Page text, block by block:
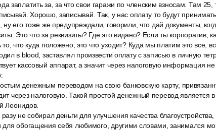
заплатить за, за что свои гаражи по членским взносам. Там 25,
Хорошо, записывай. Так, у нас оплату то будут
ну его тоже же предупреждали, говорили, что дай документы,
Это что за реквизиты? Где это видано? Если ты корпоратив,
то, что куда положено, это что уходит? Куда мы платим это все,
в blood, заставлял произвести оплату с записью в личную
кассовый аппарат, а значит через налоговую информация
денежным переводом на свою банковскую карту,
через налоговую. Такой простой денежный перевод является
Леонидов.
не собирал деньги для улучшения качества
для обогащения себя любимого, другими словами, занимался